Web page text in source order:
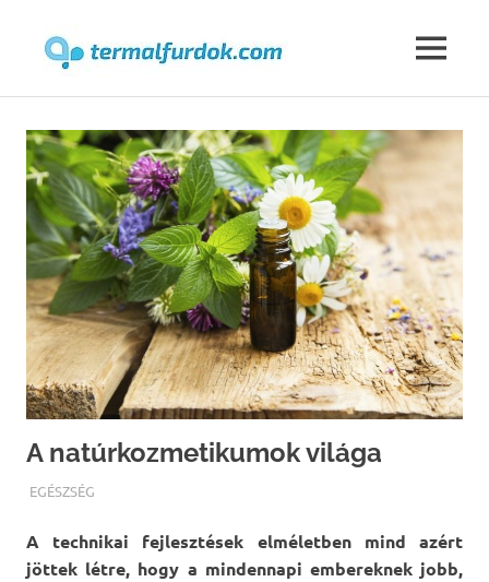
content
MENU
A natúrkozmetikumok világa
TERMALFURDOK.COM
EGÉSZSÉG
A technikai fejlesztések elméletben mind azért
jöttek létre, hogy a mindennapi embereknek jobb,